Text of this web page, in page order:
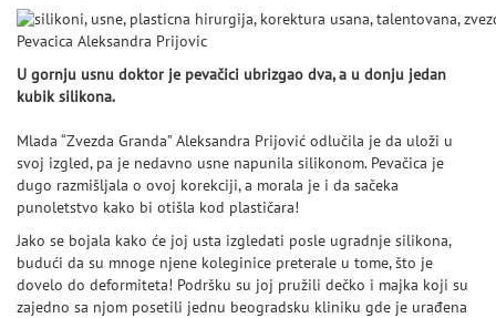
Pevacica Aleksandra Prijovic
U gornju usnu doktor je pevačici ubrizgao dva, a u donju jedan
kubik silikona.
Mlada “Zvezda Granda” Aleksandra Prijović odlučila je da uloži u
svoj izgled, pa je nedavno usne napunila silikonom. Pevačica je
dugo razmišljala o ovoj korekciji, a morala je i da sačeka
punoletstvo kako bi otišla kod plastičara!
Jako se bojala kako će joj usta izgledati posle ugradnje silikona,
budući da su mnoge njene koleginice preterale u tome, što je
dovelo do deformiteta! Podršku su joj pružili dečko i majka koji su
zajedno sa njom posetili jednu beogradsku kliniku gde je urađena